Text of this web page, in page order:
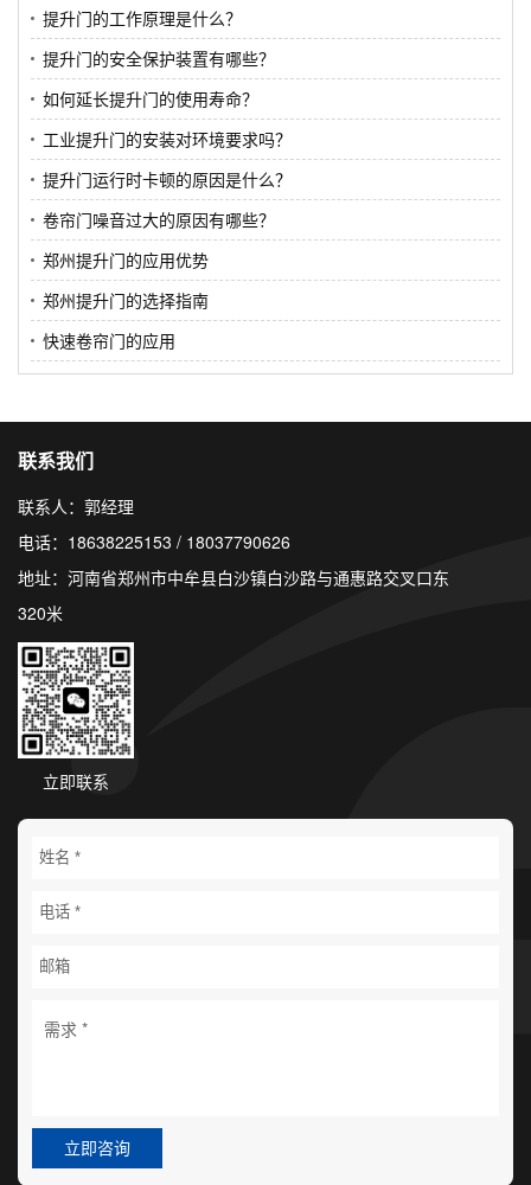
提升门的工作原理是什么？
提升门的安全保护装置有哪些？
如何延长提升门的使用寿命？
工业提升门的安装对环境要求吗？
提升门运行时卡顿的原因是什么？
卷帘门噪音过大的原因有哪些？
郑州提升门的应用优势
郑州提升门的选择指南
快速卷帘门的应用
联系我们
联系人：郭经理
电话：18638225153 / 18037790626
地址：河南省郑州市中牟县白沙镇白沙路与通惠路交叉口东
320米
立即联系
立即咨询